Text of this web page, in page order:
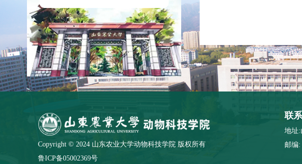
Copyright © 2024 山东农业大学动物科技学院 版权所有
鲁ICP备05002369号
联
地址:
邮编: